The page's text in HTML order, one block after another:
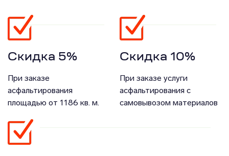
Скидка 5%
При заказе
асфальтирования
площадью от 1186 кв. м.
Скидка 10%
При заказе услуги
асфальтирования с
самовывозом материалов